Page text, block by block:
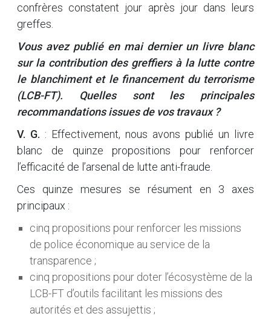
confrères constatent jour après jour dans leurs
greffes.
Vous avez publié en mai dernier un livre blanc
sur la contribution des greffiers à la lutte contre
le blanchiment et le financement du terrorisme
(LCB-FT). Quelles sont les principales
recommandations issues de vos travaux ?
V. G. : Effectivement, nous avons publié un livre
blanc de quinze propositions pour renforcer
l’efficacité de l’arsenal de lutte anti-fraude.
Ces quinze mesures se résument en 3 axes
principaux :
cinq propositions pour renforcer les missions
de police économique au service de la
transparence ;
cinq propositions pour doter l’écosystème de la
LCB-FT d’outils facilitant les missions des
autorités et des assujettis ;